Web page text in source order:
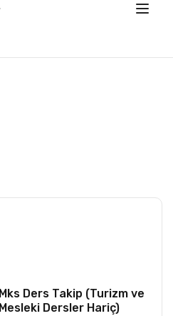
Mks Ders Takip (Turizm ve
Mesleki Dersler Hariç)